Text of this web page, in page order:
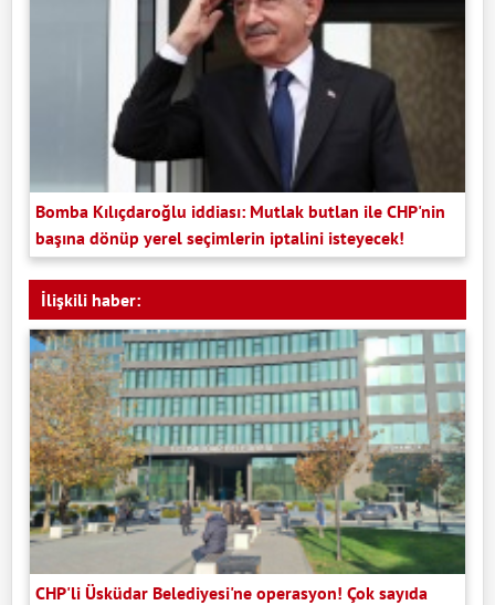
Bomba Kılıçdaroğlu iddiası: Mutlak butlan ile CHP'nin
başına dönüp yerel seçimlerin iptalini isteyecek!
İlişkili haber:
CHP'li Üsküdar Belediyesi'ne operasyon! Çok sayıda